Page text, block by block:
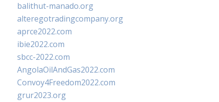
balithut-manado.org
alteregotradingcompany.org
aprce2022.com
ibie2022.com
sbcc-2022.com
AngolaOilAndGas2022.com
Convoy4Freedom2022.com
grur2023.org